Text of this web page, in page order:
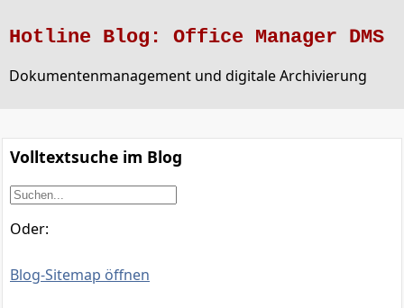
Hotline Blog: Office Manager DMS
Dokumentenmanagement und digitale Archivierung
Volltextsuche im Blog
Oder:
Blog-Sitemap öffnen